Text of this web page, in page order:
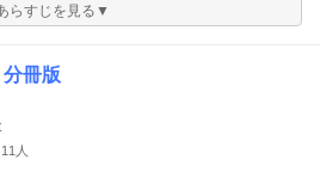
らすじを見る▼
冊版
人